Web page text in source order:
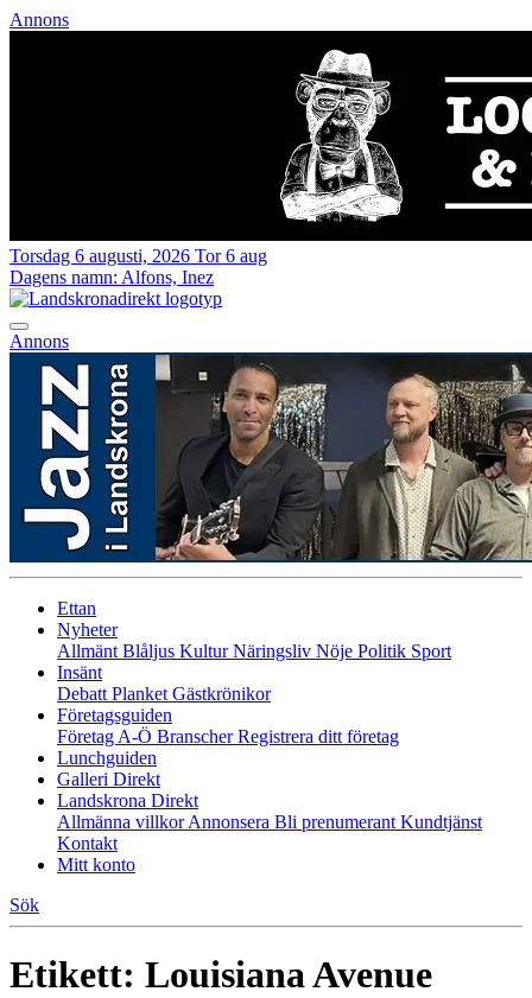
Annons
Torsdag 6 augusti, 2026 Tor 6 aug
Dagens namn: Alfons, Inez
Annons
Ettan
Nyheter
Allmänt Blåljus KulturNäringsliv Nöje Politik Sport
Insänt
Debatt Planket Gästkrönikor
Företagsguiden
Företag A-Ö BranscherRegistrera ditt företag
Lunchguiden
Galleri Direkt
Landskrona Direkt
Allmänna villkorAnnonsera Bli prenumerant Kundtjänst
Kontakt
Mitt konto
Sök
Etikett: Louisiana Avenue